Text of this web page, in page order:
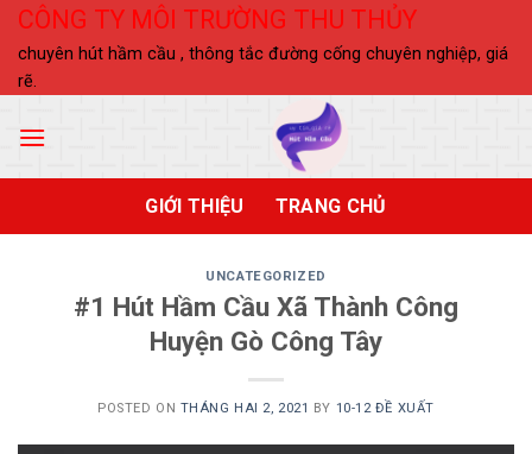
Skip
content
CÔNG TY MÔI TRƯỜNG THU THỦY
chuyên hút hầm cầu , thông tắc đường cống chuyên nghiệp, giá
rẽ.
GIỚI THIỆU TRANG CHỦ
UNCATEGORIZED
#1 Hút Hầm Cầu Xã Thành Công
Huyện Gò Công Tây
POSTED ON THÁNG HAI 2, 2021 BY 10-12 ĐỀ XUẤT